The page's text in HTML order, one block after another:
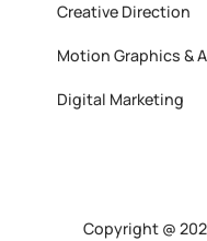
Creative Direction
Motion Graphics &
Digital Marketing
Copyright @